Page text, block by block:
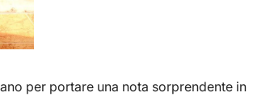
per portare una nota sorprendente in